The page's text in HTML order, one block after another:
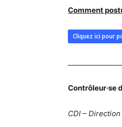
Comment
Cliquez ici pour
Contrôleur·se
CDI –